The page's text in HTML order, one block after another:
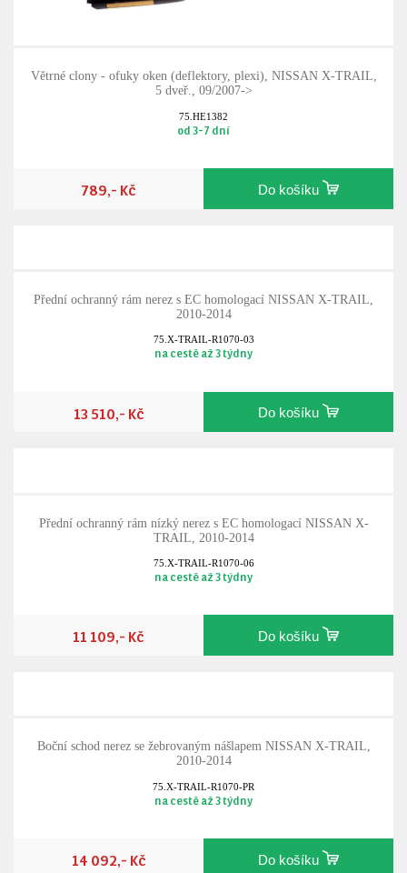
Větrné clony - ofuky oken (deflektory, plexi), NISSAN X-TRAIL,
5 dveř., 09/2007->
75.HE1382
od 3-7 dní
789,- Kč Do košíku
Přední ochranný rám nerez s EC homologací NISSAN X-TRAIL,
2010-2014
75.X-TRAIL-R1070-03
na cestě až 3 týdny
13 510,- Kč Do košíku
Přední ochranný rám nízký nerez s EC homologací NISSAN X-
TRAIL, 2010-2014
75.X-TRAIL-R1070-06
na cestě až 3 týdny
11 109,- Kč Do košíku
Boční schod nerez se žebrovaným nášlapem NISSAN X-TRAIL,
2010-2014
75.X-TRAIL-R1070-PR
na cestě až 3 týdny
14 092,- Kč Do košíku